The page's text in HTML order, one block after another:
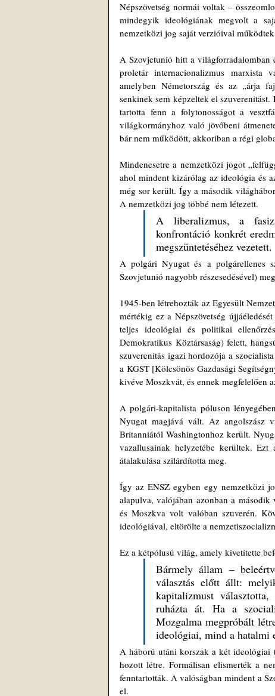
Népszövetség normái voltak –
mindegyik ideológiának megvolt a
nemzetközi jog saját verzióival
A Szovjetunió hitt a világforradalomban
proletár internacionalizmus marxista
amelyben Németország és az „árja
senkinek sem képzeltek el
tartotta fenn a folytonosságot a
világkormányhoz való jövőbeni
bár nem működött, akkoriban a régi
Mindenesetre a nemzetközi jogot
ahol mindent kizárólag az ideológia és
még sor került. Így a második
A nemzetközi jog többé nem létezett.
A liberalizmus, a
konfrontáció konkrét
megszüntetéséhez vezetett.
A polgári Nyugat és a polgárellenes
Szovjetunió nagyobb részesedésével)
1945-ben létrehozták az Egyesült
mértékig ez a Népszövetség
teljes ideológiai és politikai
Demokratikus Köztársaság) felett,
szuverenitás igazi hordozója a
a KGST [Kölcsönös Gazdasági
kivéve Moszkvát, és ennek megfelelően
A polgári-kapitalista póluson
Nyugat magjává vált. Az angolszász
Britanniától Washingtonhoz került.
vazallusainak helyzetébe kerültek.
átalakulása szilárdította meg.
Így az ENSZ egyben egy nemzetközi
alapulva, valójában azonban a
és Moszkva volt valóban szuverén.
ideológiával, eltörölte a
Ez a kétpólusú világ, amely kivetítette
Bármely állam –
választás előtt állt:
kapitalizmust
ruházta át. Ha a
Mozgalma megpróbált
ideológiai, mind a hatalmi
A háború utáni korszak a két ideológiai
hozott létre. Formálisan elismerték a
fenntartották. A valóságban mindent a
el.